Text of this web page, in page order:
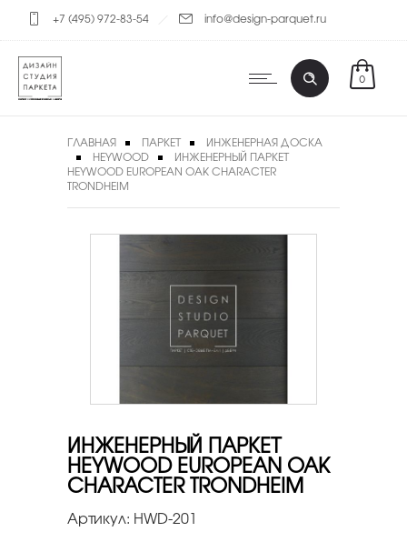
+7 (495) 972-83-54 info@design-parquet.ru
0
ГЛАВНАЯ ПАРКЕТ
ИНЖЕНЕРНАЯ ДОСКА
HEYWOOD
ИНЖЕНЕРНЫЙ ПАРКЕТ
HEYWOOD EUROPEAN OAK CHARACTER
TRONDHEIM
ИНЖЕНЕРНЫЙ ПАРКЕТ
HEYWOOD EUROPEAN OAK
CHARACTER TRONDHEIM
Артикул: HWD-201